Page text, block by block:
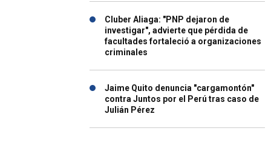
Cluber Aliaga: "PNP dejaron de
investigar", advierte que pérdida de
facultades fortaleció a organizaciones
criminales
Jaime Quito denuncia "cargamontón"
contra Juntos por el Perú tras caso de
Julián Pérez